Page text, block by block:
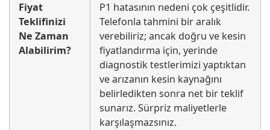
Fiyat
Teklifinizi
Ne Zaman
Alabilirim?
P1 hatasının nedeni çok çeşitlidir.
Telefonla tahmini bir aralık
verebiliriz; ancak doğru ve kesin
fiyatlandırma için, yerinde
diagnostik testlerimizi yaptıktan
ve arızanın kesin kaynağını
belirledikten sonra net bir teklif
sunarız. Sürpriz maliyetlerle
karşılaşmazsınız.